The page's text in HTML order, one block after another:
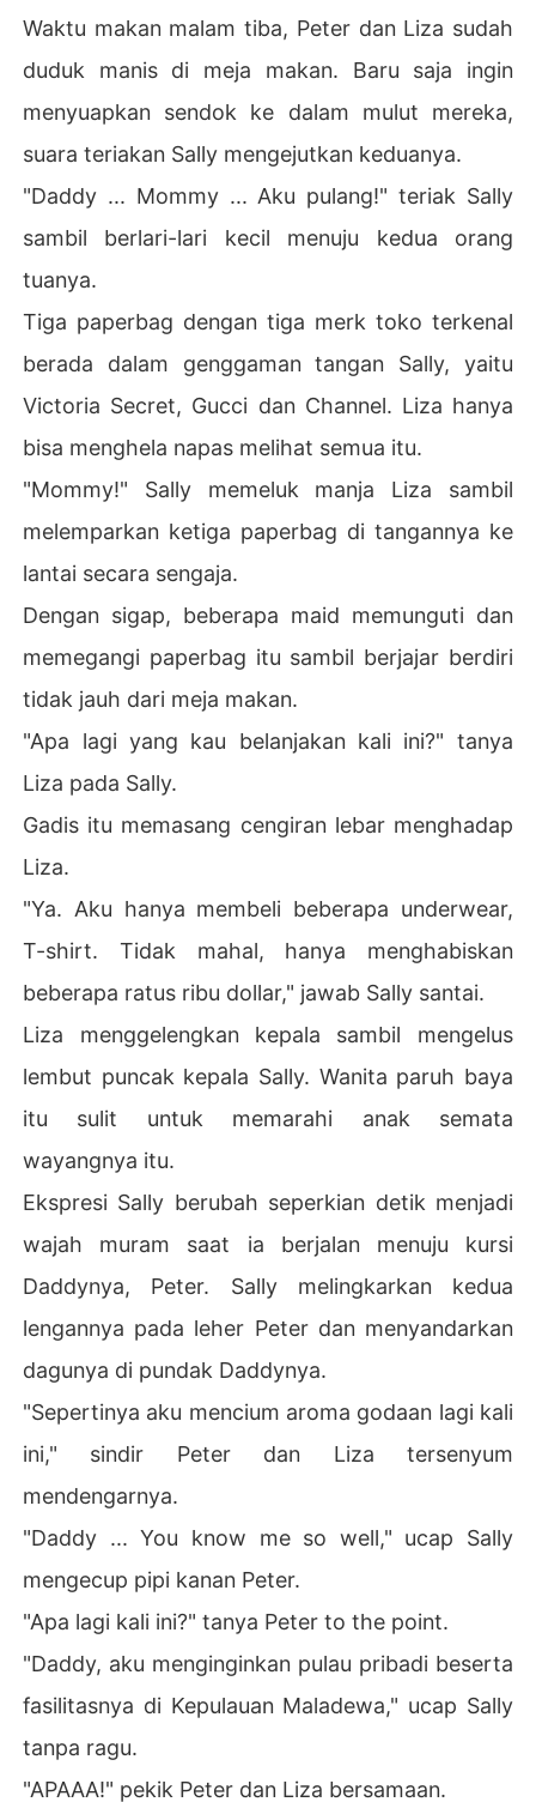
Waktu makan malam tiba, Peter dan Liza sudah
duduk manis di meja makan. Baru saja ingin
menyuapkan sendok ke dalam mulut mereka,
suara teriakan Sally mengejutkan keduanya.
"Daddy ... Mommy ... Aku pulang!" teriak Sally
sambil berlari-lari kecil menuju kedua orang
tuanya.
Tiga paperbag dengan tiga merk toko terkenal
berada dalam genggaman tangan Sally, yaitu
Victoria Secret, Gucci dan Channel. Liza hanya
bisa menghela napas melihat semua itu.
"Mommy!" Sally memeluk manja Liza sambil
melemparkan ketiga paperbag di tangannya ke
lantai secara sengaja.
Dengan sigap, beberapa maid memunguti dan
memegangi paperbag itu sambil berjajar berdiri
tidak jauh dari meja makan.
"Apa lagi yang kau belanjakan kali ini?" tanya
Liza pada Sally.
Gadis itu memasang cengiran lebar menghadap
Liza.
"Ya. Aku hanya membeli beberapa underwear,
T-shirt. Tidak mahal, hanya menghabiskan
beberapa ratus ribu dollar," jawab Sally santai.
Liza menggelengkan kepala sambil mengelus
lembut puncak kepala Sally. Wanita paruh baya
itu sulit untuk memarahi anak semata
wayangnya itu.
Ekspresi Sally berubah seperkian detik menjadi
wajah muram saat ia berjalan menuju kursi
Daddynya, Peter. Sally melingkarkan kedua
lengannya pada leher Peter dan menyandarkan
dagunya di pundak Daddynya.
"Sepertinya aku mencium aroma godaan lagi kali
ini," sindir Peter dan Liza tersenyum
mendengarnya.
"Daddy ... You know me so well," ucap Sally
mengecup pipi kanan Peter.
"Apa lagi kali ini?" tanya Peter to the point.
"Daddy, aku menginginkan pulau pribadi beserta
fasilitasnya di Kepulauan Maladewa," ucap Sally
tanpa ragu.
"APAAA!" pekik Peter dan Liza bersamaan.